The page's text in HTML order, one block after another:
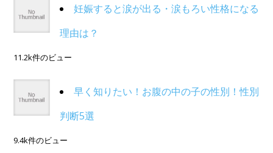
妊娠すると涙が出る・涙もろい性格になる
理由は？
11.2k件のビュー
早く知りたい！お腹の中の子の性別！性別
判断5選
9.4k件のビュー